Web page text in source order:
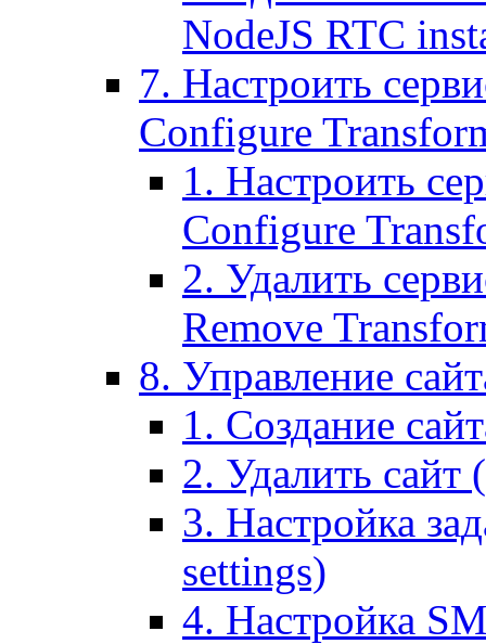
NodeJS RTC
7. Настроить
Configure
1. Настроить
Configure
2. Удалить
Remove
8. Управление
1. Создание
2. Удалить сайт
3. Настройка
settings)
4. Настройка